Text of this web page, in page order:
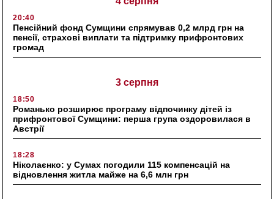
20:40
Пенсійний фонд Сумщини спрямував 0,2 млрд грн на
пенсії, страхові виплати та підтримку прифронтових
громад
3 серпня
18:50
Романько розширює програму відпочинку дітей із
прифронтової Сумщини: перша група оздоровилася в
Австрії
18:28
Ніколаєнко: у Сумах погодили 115 компенсацій на
відновлення житла майже на 6,6 млн грн